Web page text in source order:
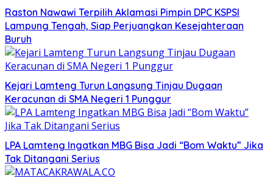
Raston Nawawi Terpilih Aklamasi Pimpin DPC KSPSI
Lampung Tengah, Siap Perjuangkan Kesejahteraan
Buruh
Kejari Lamteng Turun Langsung Tinjau Dugaan
Keracunan di SMA Negeri 1 Punggur
LPA Lamteng Ingatkan MBG Bisa Jadi “Bom Waktu” Jika
Tak Ditangani Serius